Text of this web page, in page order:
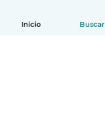
Inicio Buscar